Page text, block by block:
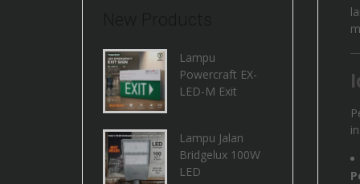
Lampu
Powercraft EX-
LED-M Exit
Lampu Jalan
Bridgelux 100W
LED